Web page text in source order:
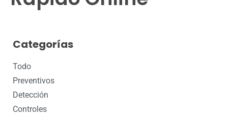
Categorías
Todo
Preventivos
Detección
Controles